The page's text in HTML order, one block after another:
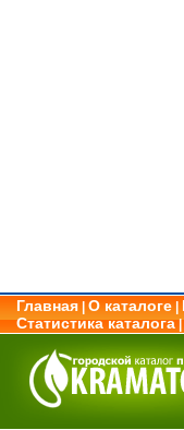
Главная О каталоге
Статистика каталога|